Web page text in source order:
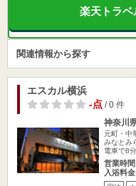
楽天トラベ
関連情報から探す
エスカル横浜
-点/ 0 件
神奈川
元町・中
みなとみ
電車で8
営業時間
入浴料金